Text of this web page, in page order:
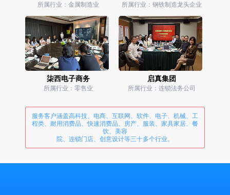
所属行业：金属制造业 所属行业：钢铁制造龙头企业
柒西电子商务
所属行业：零售业
启真集团
所属行业：连锁法务公司
服务客户涵盖高科技、电商、互联网、软件、电子、机械、工
程类、耐用消费品、快速消费品、房产、服装、家具家居、餐
饮、美容
院、连锁门店、创意设计等三十多个行业。